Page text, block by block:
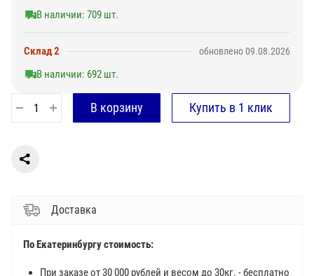
В наличии: 709 шт.
Склад 2 обновлено 09.08.2026
В наличии: 692 шт.
Доставка
По Екатеринбургу стоимость:
При заказе от 30 000 рублей и весом до 30кг. - бесплатно